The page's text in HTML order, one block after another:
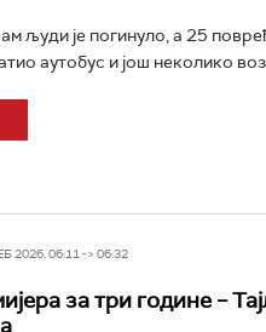
људи је погинуло, а 25
аутобус и још неколико
2026, 06:11 -> 06:32
за три године –